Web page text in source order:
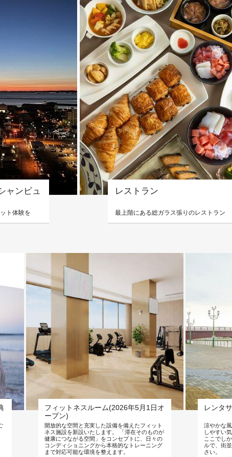
ャンビュ
ト体験を
レストラン
最上階にある総ガラス張りのレストラン
フィットネスルーム(2026年5月1日オ
ープン)
開放的な空間と充実した設備を備えたフィット
ネス施設を新設いたします。 「滞在そのものが
健康につながる空間」をコンセプトに、日々の
コンディショニングから本格的なトレーニング
まで対応可能な環境を整えます。
レンタ
涼やかな
しやすい
ここでし
ルで、街
さい。